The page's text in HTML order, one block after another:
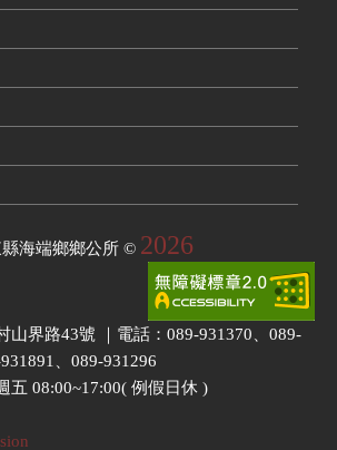
海端鄉鄉公所 © 2026
山界路43號 ｜電話：089-931370、089-
、089-931296
五 08:00~17:00( 例假日休 )